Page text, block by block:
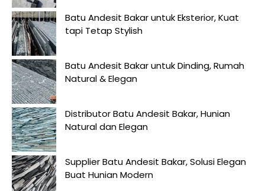
Batu Andesit Bakar untuk Eksterior, Kuat
tapi Tetap Stylish
Batu Andesit Bakar untuk Dinding, Rumah
Natural & Elegan
Distributor Batu Andesit Bakar, Hunian
Natural dan Elegan
Supplier Batu Andesit Bakar, Solusi Elegan
Buat Hunian Modern